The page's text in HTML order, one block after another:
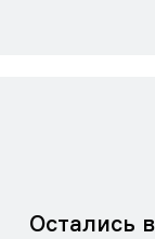
Остались